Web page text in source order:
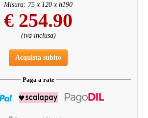
Misura: 75 x 120 x h190
€ 254.90
(iva inclusa)
Acquista subito
Paga a rate